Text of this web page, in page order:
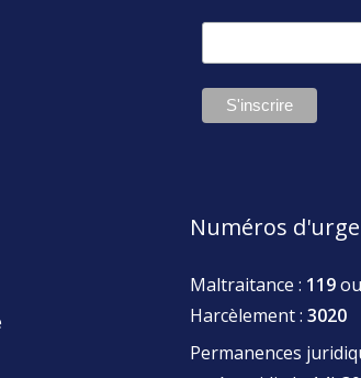
Numéros
Maltraitance : 119ou
Harcèlement : 3020
Permanences